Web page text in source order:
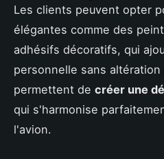
Les clients peuvent opter
élégantes comme des
adhésifs décoratifs, qui
personnelle sans
permettent de créer une
qui s'harmonise
l'avion.